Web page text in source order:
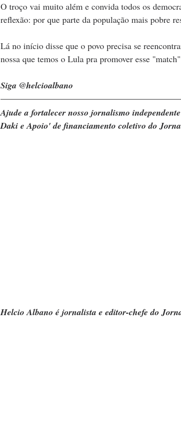
O troço vai muito além e convida todos os
reflexão: por que parte da população mais pobre
Lá no início disse que o povo precisa se
nossa que temos o Lula pra promover esse
Siga @helcioalbano
Ajude a fortalecer nosso jornalismo
Daki e Apoio' de financiamento coletivo do
Helcio Albano é jornalista e editor-chefe do